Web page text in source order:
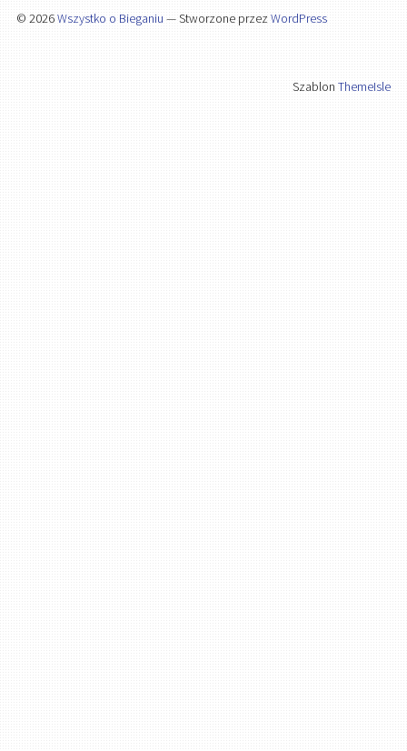
© 2026Wszystko o Bieganiu — Stworzone przez WordPress
SzablonThemeIsle